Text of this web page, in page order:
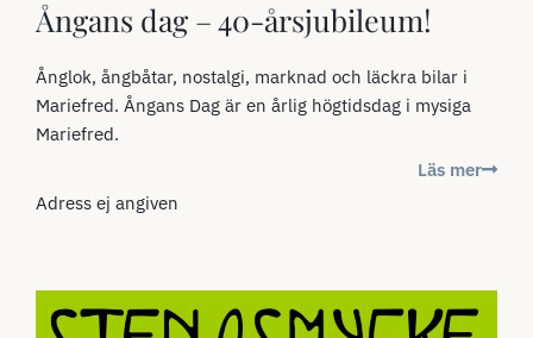
Ångans dag – 40-årsjubileum!
Ånglok, ångbåtar, nostalgi, marknad och läckra bilar i
Mariefred. Ångans Dag är en årlig högtidsdag i mysiga
Mariefred.
Läs mer
Adress ej angiven